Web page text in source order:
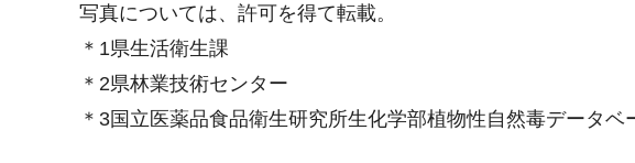
写真については、許可を得て転載。
＊1県生活衛生課
＊2県林業技術センター
＊3国立医薬品食品衛生研究所生化学部植物性自然毒データベ